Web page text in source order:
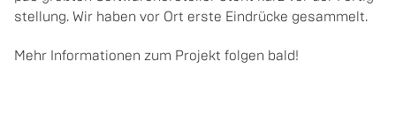
stel­lung. Wir haben vor Ort erste Ein­drü­cke ge­sam­melt.
Mehr In­for­ma­tio­nen zum Pro­jekt fol­gen bald!